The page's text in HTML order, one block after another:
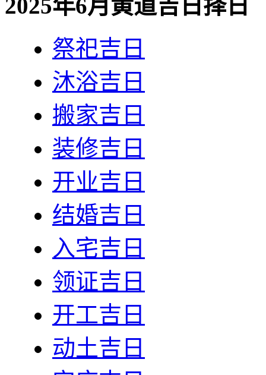
2025年6月黄道吉日择日
祭祀吉日
沐浴吉日
搬家吉日
装修吉日
开业吉日
结婚吉日
入宅吉日
领证吉日
开工吉日
动土吉日